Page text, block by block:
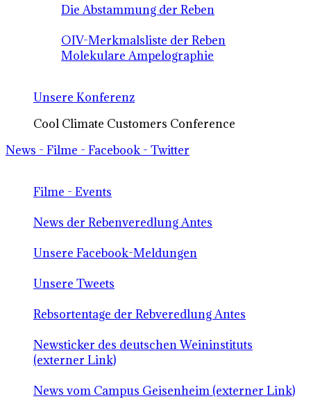
Die Abstammung der Reben
OIV-Merkmalsliste der Reben
Molekulare Ampelographie
Unsere Konferenz
Cool Climate Customers Conference
News - Filme - Facebook - Twitter
Filme - Events
News der Rebenveredlung Antes
Unsere Facebook-Meldungen
Unsere Tweets
Rebsortentage der Rebveredlung Antes
Newsticker des deutschen Weininstituts
(externer Link)
News vom Campus Geisenheim (externer Link)